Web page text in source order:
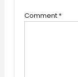
Comment *